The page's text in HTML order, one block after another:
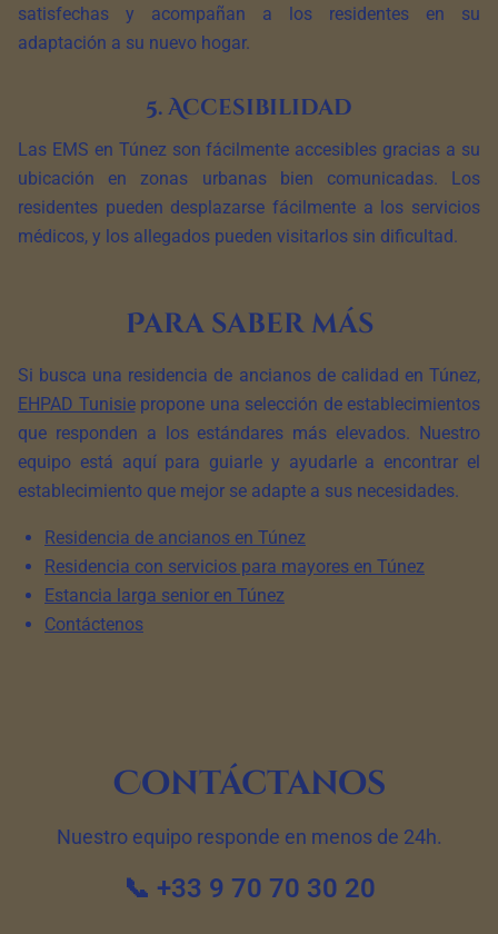
satisfechas y acompañan a los residentes en su
adaptación a su nuevo hogar.
5. Accesibilidad
Las EMS en Túnez son fácilmente accesibles gracias a su
ubicación en zonas urbanas bien comunicadas. Los
residentes pueden desplazarse fácilmente a los servicios
médicos, y los allegados pueden visitarlos sin dificultad.
Para saber más
Si busca una residencia de ancianos de calidad en Túnez,
EHPAD Tunisiepropone una selección de establecimientos
que responden a los estándares más elevados. Nuestro
equipo está aquí para guiarle y ayudarle a encontrar el
establecimiento que mejor se adapte a sus necesidades.
Residencia de ancianos en Túnez
Residencia con servicios para mayores en Túnez
Estancia larga senior en Túnez
Contáctenos
Contáctanos
Nuestro equipo responde en menos de 24h.
📞 +33 9 70 70 30 20